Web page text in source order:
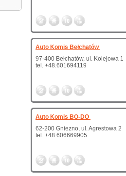
Auto Komis Bełchatów
97-400 Bełchatów, ul. Kolejowa 1
tel. +48.601694119
Auto Komis BO-DO
62-200 Gniezno, ul. Agrestowa 2
tel. +48.606669905